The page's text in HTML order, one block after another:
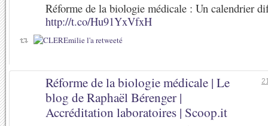
Réforme de la biologie médicale : Un calendrier
http://t.co/Hu91YxVfxH
Réforme de la biologie médicale | Le
blog de Raphaël Bérenger |
Accréditation laboratoires | Scoop.it